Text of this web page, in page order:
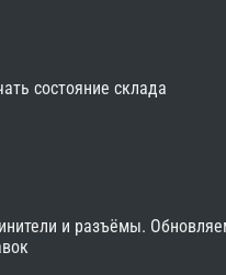
состояние склада
и разъёмы.